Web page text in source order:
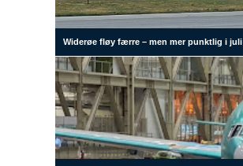
Widerøe fløy færre – men mer punktlig i juli